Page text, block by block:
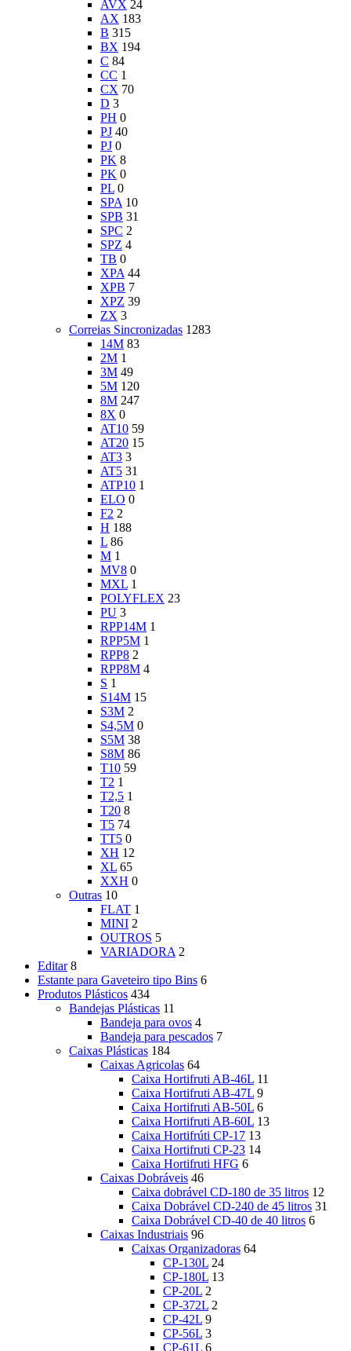
AVX 24
AX 183
B 315
BX 194
C 84
CC 1
CX 70
D 3
PH 0
PJ 40
PJ 0
PK 8
PK 0
PL 0
SPA 10
SPB 31
SPC 2
SPZ 4
TB 0
XPA 44
XPB 7
XPZ 39
ZX 3
Correias Sincronizadas 1283
14M 83
2M 1
3M 49
5M 120
8M 247
8X 0
AT10 59
AT20 15
AT3 3
AT5 31
ATP10 1
ELO 0
F2 2
H 188
L 86
M 1
MV8 0
MXL 1
POLYFLEX 23
PU 3
RPP14M 1
RPP5M 1
RPP8 2
RPP8M 4
S 1
S14M 15
S3M 2
S4,5M 0
S5M 38
S8M 86
T10 59
T2 1
T2,5 1
T20 8
T5 74
TT5 0
XH 12
XL 65
XXH 0
Outras 10
FLAT 1
MINI 2
OUTROS 5
VARIADORA 2
Editar 8
Estante para Gaveteiro tipo Bins 6
Produtos Plásticos 434
Bandejas Plásticas 11
Bandeja para ovos 4
Bandeja para pescados 7
Caixas Plásticas 184
Caixas Agricolas 64
Caixa Hortifruti AB-46L 11
Caixa Hortifruti AB-47L 9
Caixa Hortifruti AB-50L 6
Caixa Hortifruti AB-60L 13
Caixa Hortifrúti CP-17 13
Caixa Hortifruti CP-23 14
Caixa Hortifruti HFG 6
Caixas Dobráveis 46
Caixa dobrável CD-180 de 35 litros 12
Caixa Dobrável CD-240 de 45 litros 31
Caixa Dobrável CD-40 de 40 litros 6
Caixas Industriais 96
Caixas Organizadoras 64
CP-130L 24
CP-180L 13
CP-20L 2
CP-372L 2
CP-42L 9
CP-56L 3
CP-61L 6